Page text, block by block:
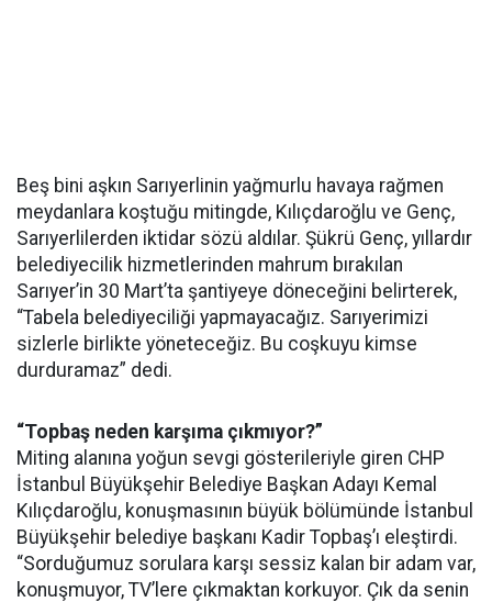
Beş bini aşkın Sarıyerlinin yağmurlu havaya rağmen
meydanlara koştuğu mitingde, Kılıçdaroğlu ve Genç,
Sarıyerlilerden iktidar sözü aldılar. Şükrü Genç, yıllardır
belediyecilik hizmetlerinden mahrum bırakılan
Sarıyer’in 30 Mart’ta şantiyeye döneceğini belirterek,
“Tabela belediyeciliği yapmayacağız. Sarıyerimizi
sizlerle birlikte yöneteceğiz. Bu coşkuyu kimse
durduramaz” dedi.
“Topbaş neden karşıma çıkmıyor?”
Miting alanına yoğun sevgi gösterileriyle giren CHP
İstanbul Büyükşehir Belediye Başkan Adayı Kemal
Kılıçdaroğlu, konuşmasının büyük bölümünde İstanbul
Büyükşehir belediye başkanı Kadir Topbaş’ı eleştirdi.
“Sorduğumuz sorulara karşı sessiz kalan bir adam var,
konuşmuyor, TV’lere çıkmaktan korkuyor. Çık da senin